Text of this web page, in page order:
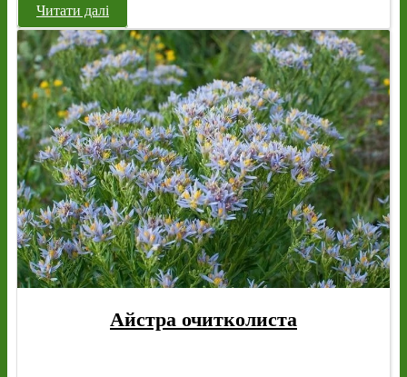
Читати далі
Айстра очитколиста